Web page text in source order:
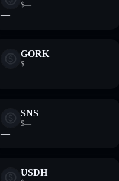
$—
—
GORK
$—
—
SNS
$—
—
USDH